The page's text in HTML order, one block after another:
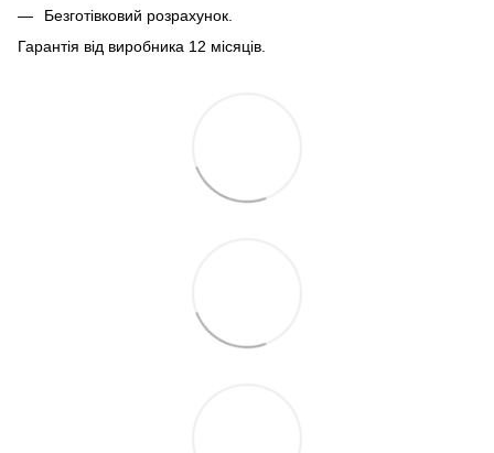
Безготівковий розрахунок.
Гарантія від виробника 12 місяців.